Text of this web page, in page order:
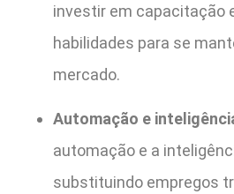
investir em capacitação
habilidades para se
mercado.
Automação e
automação e a
substituindo empregos